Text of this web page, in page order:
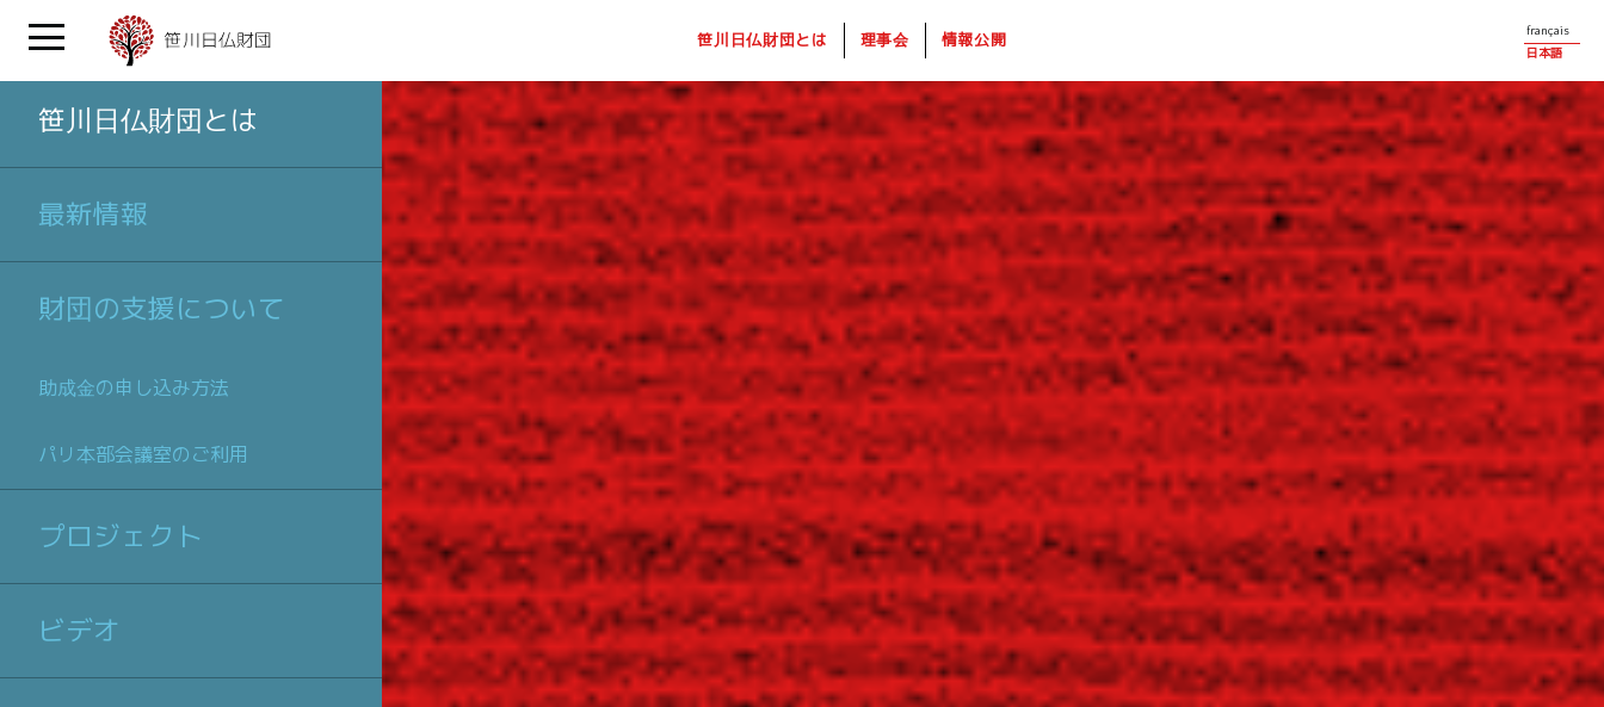
笹川日仏財団とは 理事会 情報公開
français
日本語
笹川日仏財団とは
最新情報
財団の支援について
助成金の申し込み方法
パリ本部会議室のご利用
プロジェクト
ビデオ